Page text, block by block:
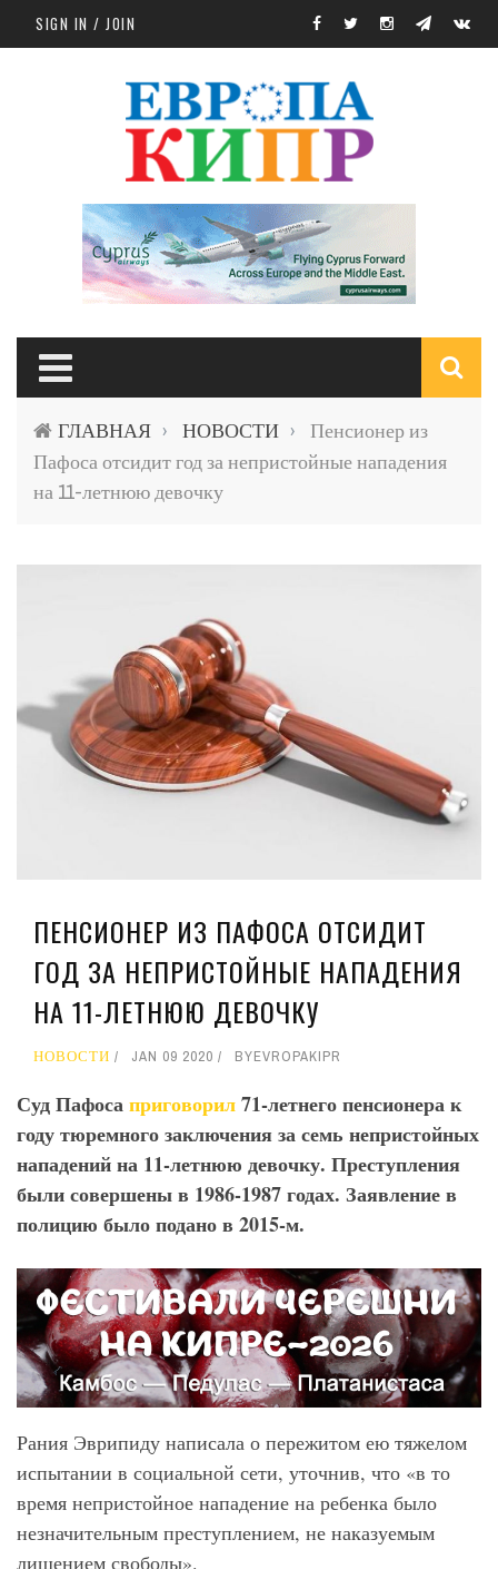
Skip to main content
SIGN IN / JOIN
ГЛАВНАЯ › НОВОСТИ ›
Пенсионер из
Пафоса отсидит год за непристойные нападения
на 11-летнюю девочку
ПЕНСИОНЕР ИЗ ПАФОСА ОТСИДИТ
ГОД ЗА НЕПРИСТОЙНЫЕ НАПАДЕНИЯ
НА 11-ЛЕТНЮЮ ДЕВОЧКУ
НОВОСТИ JAN 09 2020 BYEVROPAKIPR
Суд Пафосаприговорил71-летнего пенсионера к
году тюремного заключения за семь непристойных
нападений на 11-летнюю девочку. Преступления
были совершены в 1986-1987 годах. Заявление в
полицию было подано в 2015-м.
Рания Эврипиду написала о пережитом ею тяжелом
испытании в социальной сети, уточнив, что «в то
время непристойное нападение на ребенка было
незначительным преступлением, не наказуемым
лишением свободы».